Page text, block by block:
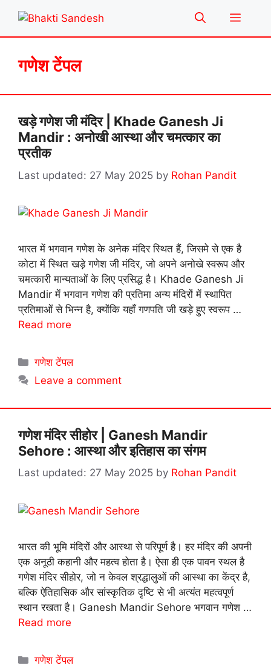
content
Menu
गणेश टेंपल
खड़े गणेश जी मंदिर | Khade Ganesh Ji
Mandir : अनोखी आस्था और चमत्कार का
प्रतीक
27 May 2025 by Rohan Pandit
भारत में भगवान गणेश के अनेक मंदिर स्थित हैं, जिसमे से एक है
कोटा में स्थित खड़े गणेश जी मंदिर, जो अपने अनोखे स्वरूप और
चमत्कारी मान्यताओं के लिए प्रसिद्ध है। Khade Ganesh Ji
Mandir में भगवान गणेश की प्रतिमा अन्य मंदिरों में स्थापित
प्रतिमाओं से भिन्न है, क्योंकि यहाँ गणपति जी खड़े हुए स्वरूप …
Read more
Categories
गणेश टेंपल
Leave a comment
गणेश मंदिर सीहोर | Ganesh Mandir
Sehore : आस्था और इतिहास का संगम
27 May 2025 by Rohan Pandit
भारत की भूमि मंदिरों और आस्था से परिपूर्ण है। हर मंदिर की अपनी
एक अनूठी कहानी और महत्व होता है। ऐसा ही एक पावन स्थल है
गणेश मंदिर सीहोर, जो न केवल श्रद्धालुओं की आस्था का केंद्र है,
बल्कि ऐतिहासिक और सांस्कृतिक दृष्टि से भी अत्यंत महत्वपूर्ण
स्थान रखता है। Ganesh Mandir Sehore भगवान गणेश …
Read more
Categories
गणेश टेंपल